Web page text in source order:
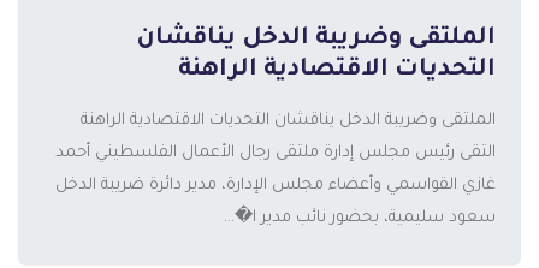
الملتقى وضريبة الدخل يناقشان
التحديات الاقتصادية الراهنة
الملتقى وضريبة الدخل يناقشان التحديات الاقتصادية الراهنة
التقى رئيس مجلس إدارة ملتقى رجال الأعمال الفلسطيني أحمد
غازي القواسمي وأعضاء مجلس الإدارة، مدير دائرة ضريبة الدخل
سعود سليمية، بحضور نائب مدير ا�...